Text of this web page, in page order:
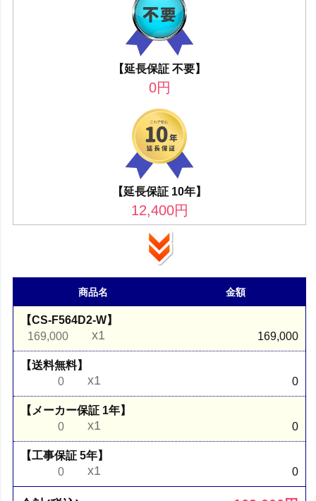
【延長保証 不要】
0円
【延長保証 10年】
12,400円
商品名 金額
【CS-F564D2-W】
169,000
x1 169,000
【送料無料】
0
x1 0
【メーカー保証 1年】
0
x1 0
【工事保証 5年】
0
x1 0